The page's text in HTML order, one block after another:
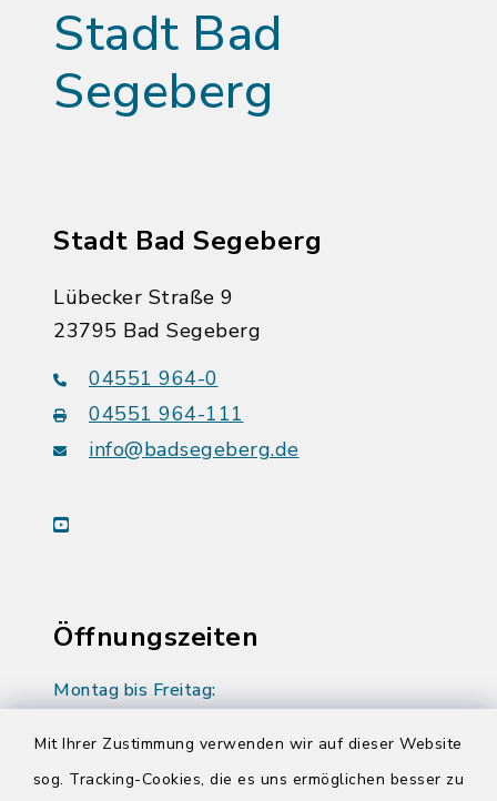
Mit Ihrer Zustimmung verwenden wir auf dieser Website
sog. Tracking-Cookies, die es uns ermöglichen besser zu
Stadt Bad
Segeberg
Stadt Bad Segeberg
Lübecker Straße 9
23795 Bad Segeberg
04551 964-0
04551 964-111
info@badsegeberg.de
youtube
Öffnungszeiten
Montag bis Freitag:
Donnerstag zusätzlich: